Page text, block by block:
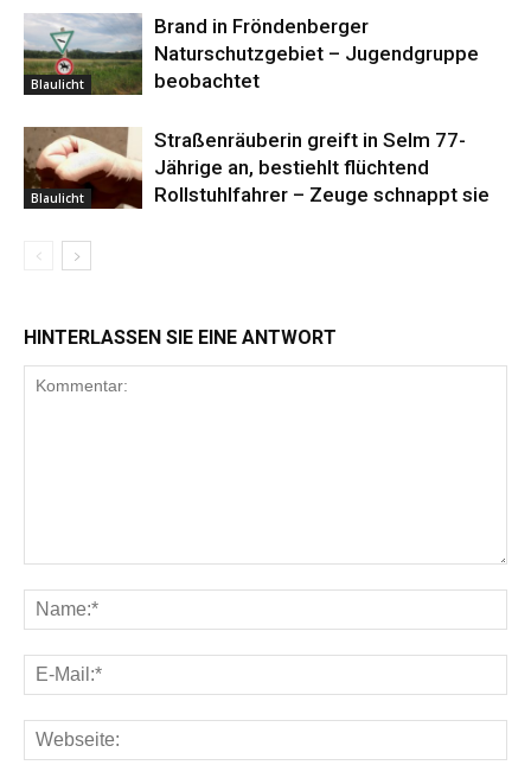
Blaulicht
Brand in Fröndenberger
Naturschutzgebiet – Jugendgruppe
beobachtet
Blaulicht
Straßenräuberin greift in Selm 77-
Jährige an, bestiehlt flüchtend
Rollstuhlfahrer – Zeuge schnappt sie
HINTERLASSEN SIE EINE ANTWORT